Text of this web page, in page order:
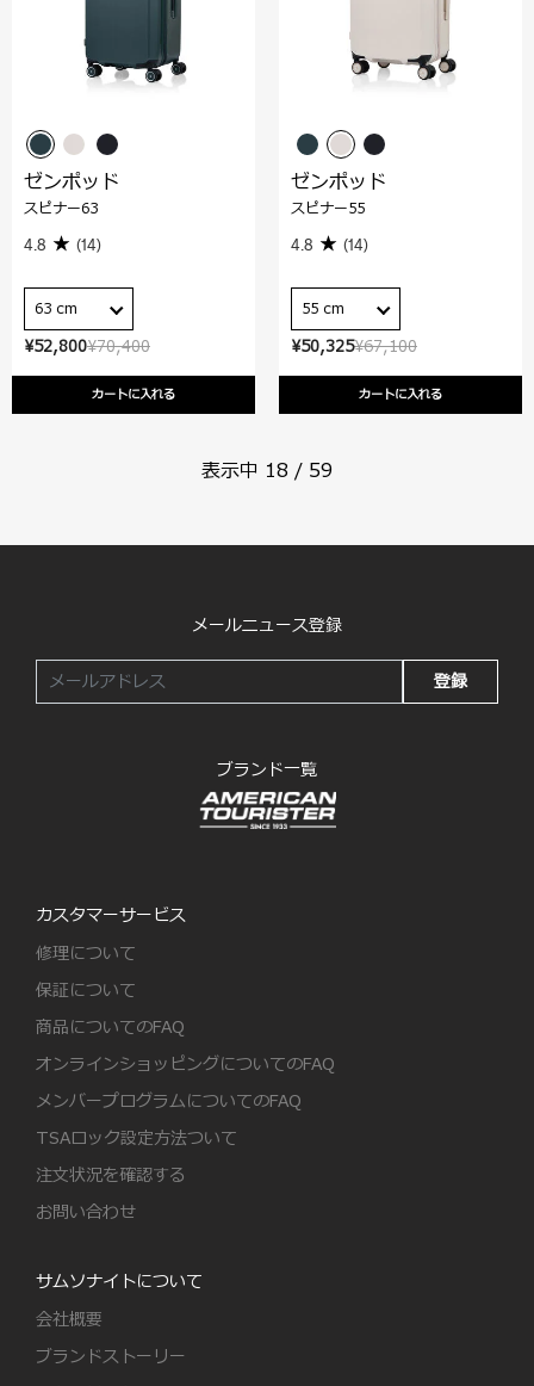
¥70,400
¥52,800
カートに入れる
ゼンポッド
スピナー63
4.8 (14)
63 cm
¥67,100
¥50,325
カートに入れる
ゼンポッド
スピナー55
4.8 (14)
55 cm
表示中 18 / 59
メールニュース登録
登録
ブランド一覧
カスタマーサービス
修理について
保証について
商品についてのFAQ
オンラインショッピングについてのFAQ
メンバープログラムについてのFAQ
TSAロック設定方法ついて
注文状況を確認する
お問い合わせ
サムソナイトについて
会社概要
ブランドストーリー